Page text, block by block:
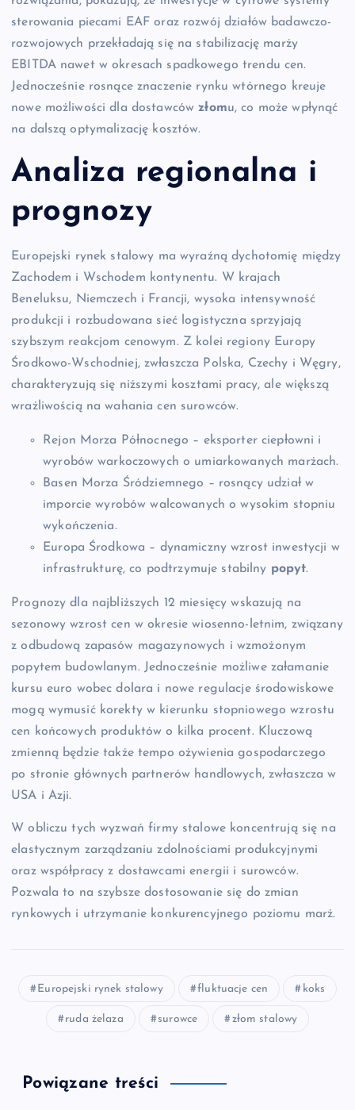
sterowania piecami EAF oraz rozwój działów badawczo-
rozwojowych przekładają się na stabilizację marży
EBITDA nawet w okresach spadkowego trendu cen.
Jednocześnie rosnące znaczenie rynku wtórnego kreuje
nowe możliwości dla dostawcówzłomu, co może wpłynąć
na dalszą optymalizację kosztów.
Analiza regionalna i
prognozy
Europejski rynek stalowy ma wyraźną dychotomię między
Zachodem i Wschodem kontynentu. W krajach
Beneluksu, Niemczech i Francji, wysoka intensywność
produkcji i rozbudowana sieć logistyczna sprzyjają
szybszym reakcjom cenowym. Z kolei regiony Europy
Środkowo-Wschodniej, zwłaszcza Polska, Czechy i Węgry,
charakteryzują się niższymi kosztami pracy, ale większą
wrażliwością na wahania cen surowców.
Rejon Morza Północnego – eksporter ciepłowni i
wyrobów warkoczowych o umiarkowanych marżach.
Basen Morza Śródziemnego – rosnący udział w
imporcie wyrobów walcowanych o wysokim stopniu
wykończenia.
Europa Środkowa – dynamiczny wzrost inwestycji w
infrastrukturę, co podtrzymuje stabilny popyt.
Prognozy dla najbliższych 12 miesięcy wskazują na
sezonowy wzrost cen w okresie wiosenno-letnim, związany
z odbudową zapasów magazynowych i wzmożonym
popytem budowlanym. Jednocześnie możliwe załamanie
kursu euro wobec dolara i nowe regulacje środowiskowe
mogą wymusić korekty w kierunku stopniowego wzrostu
cen końcowych produktów o kilka procent. Kluczową
zmienną będzie także tempo ożywienia gospodarczego
po stronie głównych partnerów handlowych, zwłaszcza w
USA i Azji.
W obliczu tych wyzwań firmy stalowe koncentrują się na
elastycznym zarządzaniu zdolnościami produkcyjnymi
oraz współpracy z dostawcami energii i surowców.
Pozwala to na szybsze dostosowanie się do zmian
rynkowych i utrzymanie konkurencyjnego poziomu marż.
Europejski rynek stalowy fluktuacje cen koks
ruda żelaza surowce złom stalowy
Powiązane treści